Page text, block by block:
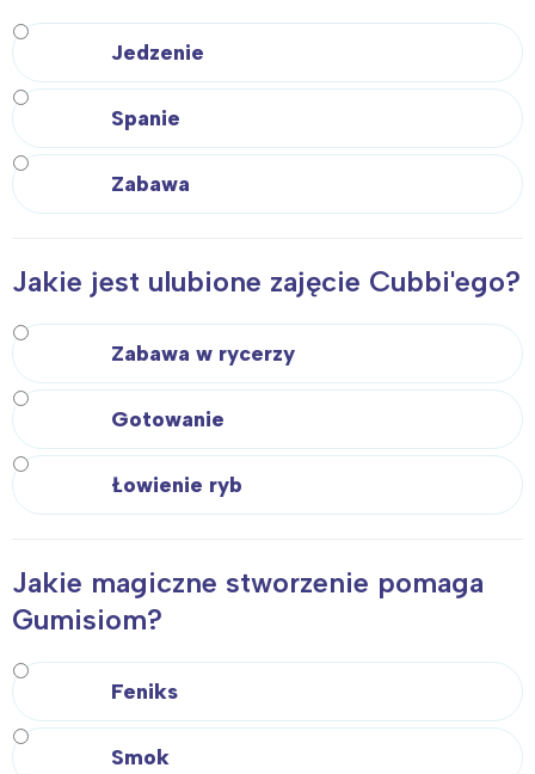
Jedzenie
Spanie
Zabawa
Jakie jest ulubione zajęcie Cubbi'ego?
Zabawa w rycerzy
Gotowanie
Łowienie ryb
Jakie magiczne stworzenie pomaga
Gumisiom?
Feniks
Smok